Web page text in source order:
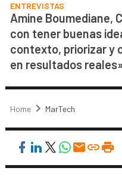
ENTREVISTAS
Amine Boumediane,
con tener buenas
contexto, priorizar y
en resultados
Home MarTech